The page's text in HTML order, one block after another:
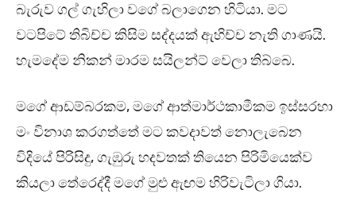
බැරුව ගල් ගැහිලා වගේ බලාගෙන හිටියා. මට
වටපිටේ තිබිච්ච කිසිම සද්දයක් ඇහිච්ච නැති ගාණයි.
හැමදේම නිකන් මාරම සයිලන්ට් වෙලා තිබ්බෙ.
මගේ ආඩම්බරකම, මගේ ආත්මාර්ථකාමීකම ඉස්සරහා
මං විනාශ කරගත්තේ මට කවදාවත් නොලැබෙන
විදියේ පිරිසිදු, ගැඹුරු හදවතක් තියෙන පිරිමියෙක්ව
කියලා තේරෙද්දී මගේ මුළු ඇඟම හිරිවැටිලා ගියා.